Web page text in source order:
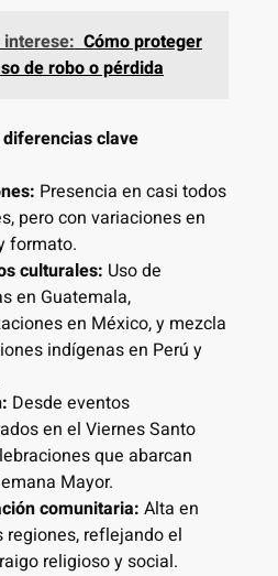
Cómo proteger
de robo o pérdida
clave
Presencia en casi todos
pero con variaciones en
formato.
culturales: Uso de
en Guatemala,
en México, y mezcla
indígenas en Perú y
Desde eventos
en el Viernes Santo
que abarcan
Mayor.
comunitaria: Alta en
regiones, reflejando el
religioso y social.